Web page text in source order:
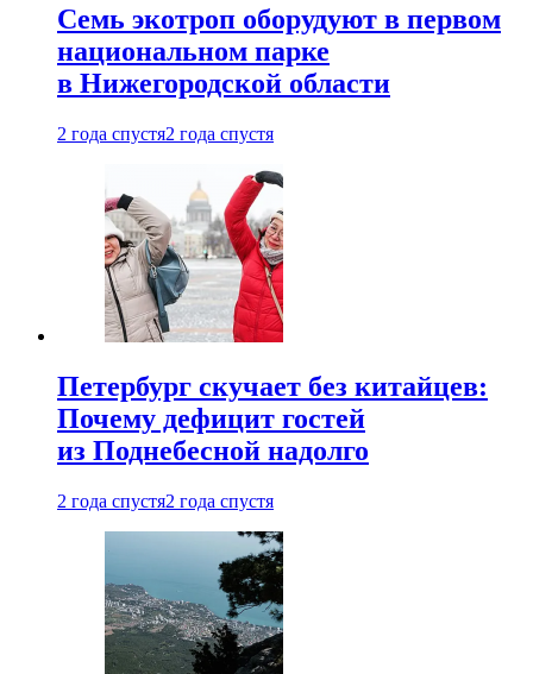
Семь экотроп оборудуют в первом
национальном парке
в Нижегородской области
2 года спустя2 года спустя
Петербург скучает без китайцев:
Почему дефицит гостей
из Поднебесной надолго
2 года спустя2 года спустя